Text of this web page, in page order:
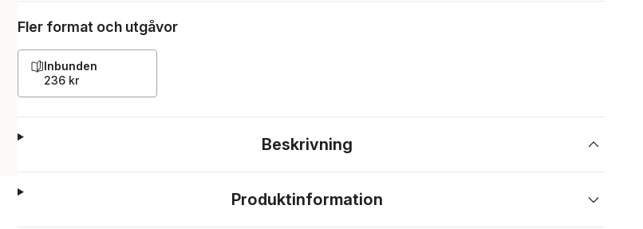
Fler format och utgåvor
Inbunden
236 kr
Beskrivning
Produktinformation